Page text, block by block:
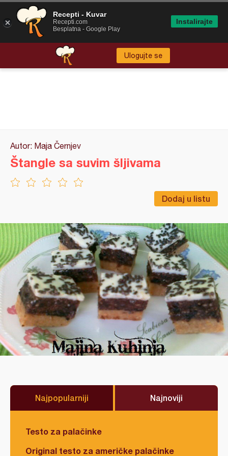
Ulogujte se
Autor: Maja Černjev
Dodaj u listu
Štangle sa suvim šljivama
Najpopularniji Najnoviji
Testo za palačinke
Original testo za američke palačinke
Recepti - Kuvar
Recepti.com
Besplatna - Google Play
Instalirajte